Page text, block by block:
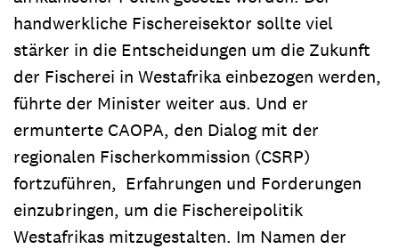
handwerkliche Fischereisektor sollte viel
stärker in die Entscheidungen um die Zukunft
der Fischerei in Westafrika einbezogen werden,
führte der Minister weiter aus. Und er
ermunterte CAOPA, den Dialog mit der
regionalen Fischerkommission (CSRP)
fortzuführen, Erfahrungen und Forderungen
einzubringen, um die Fischereipolitik
Westafrikas mitzugestalten. Im Namen der